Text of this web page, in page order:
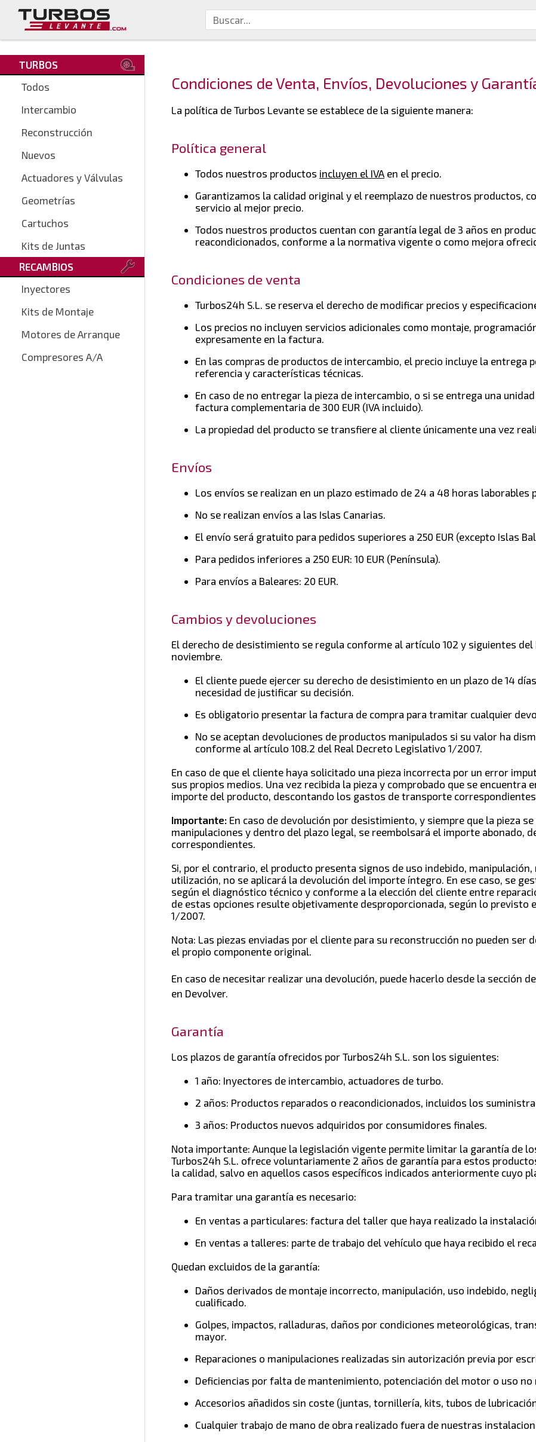
TURBOS
Todos
Intercambio
Reconstrucción
Nuevos
Actuadores y Válvulas
Geometrías
Cartuchos
Kits de Juntas
RECAMBIOS
Inyectores
Kits de Montaje
Motores de Arranque
Compresores A/A
Condiciones de Venta, Envíos, Devoluciones y
La política de Turbos Levante se establece de la siguiente manera:
Política general
Todos nuestros productos incluyen el IVA en el precio.
Garantizamos la calidad original y el reemplazo de nuestros productos,
servicio al mejor precio.
Todos nuestros productos cuentan con garantía legal de 3 años en
reacondicionados, conforme a la normativa vigente o como mejora
Condiciones de venta
Turbos24h S.L. se reserva el derecho de modificar precios y
Los precios no incluyen servicios adicionales como montaje,
expresamente en la factura.
En las compras de productos de intercambio, el precio incluye la entrega
referencia y características técnicas.
En caso de no entregar la pieza de intercambio, o si se entrega una
factura complementaria de 300 EUR (IVA incluido).
La propiedad del producto se transfiere al cliente únicamente una vez
Envíos
Los envíos se realizan en un plazo estimado de 24 a 48 horas laborables
No se realizan envíos a las Islas Canarias.
El envío será gratuito para pedidos superiores a 250 EUR (excepto Islas
Para pedidos inferiores a 250 EUR: 10 EUR (Península).
Para envíos a Baleares: 20 EUR.
Cambios y devoluciones
El derecho de desistimiento se regula conforme al artículo 102 y siguientes del
noviembre.
El cliente puede ejercer su derecho de desistimiento en un plazo de 14
necesidad de justificar su decisión.
Es obligatorio presentar la factura de compra para tramitar cualquier
No se aceptan devoluciones de productos manipulados si su valor ha
conforme al artículo 108.2 del Real Decreto Legislativo 1/2007.
En caso de que el cliente haya solicitado una pieza incorrecta por un error
sus propios medios. Una vez recibida la pieza y comprobado que se
importe del producto, descontando los gastos de transporte
Importante: En caso de devolución por desistimiento, y siempre que la pieza
manipulaciones y dentro del plazo legal, se reembolsará el importe abonado,
correspondientes.
Si, por el contrario, el producto presenta signos de uso indebido,
utilización, no se aplicará la devolución del importe íntegro. En ese caso, se
según el diagnóstico técnico y conforme a la elección del cliente entre
de estas opciones resulte objetivamente desproporcionada, según lo previsto
1/2007.
Nota: Las piezas enviadas por el cliente para su reconstrucción no pueden ser
el propio componente original.
En caso de necesitar realizar una devolución, puede hacerlo desde la sección de
en Devolver.
Garantía
Los plazos de garantía ofrecidos por Turbos24h S.L. son los siguientes:
1 año: Inyectores de intercambio, actuadores de turbo.
2 años: Productos reparados o reacondicionados, incluidos los
3 años: Productos nuevos adquiridos por consumidores finales.
Nota importante: Aunque la legislación vigente permite limitar la garantía de
Turbos24h S.L. ofrece voluntariamente 2 años de garantía para estos
la calidad, salvo en aquellos casos específicos indicados anteriormente cuyo
Para tramitar una garantía es necesario:
En ventas a particulares: factura del taller que haya realizado la
En ventas a talleres: parte de trabajo del vehículo que haya recibido el
Quedan excluidos de la garantía:
Daños derivados de montaje incorrecto, manipulación, uso indebido,
cualificado.
Golpes, impactos, ralladuras, daños por condiciones meteorológicas,
mayor.
Reparaciones o manipulaciones realizadas sin autorización previa por
Deficiencias por falta de mantenimiento, potenciación del motor o uso no
Accesorios añadidos sin coste (juntas, tornillería, kits, tubos de
Cualquier trabajo de mano de obra realizado fuera de nuestras